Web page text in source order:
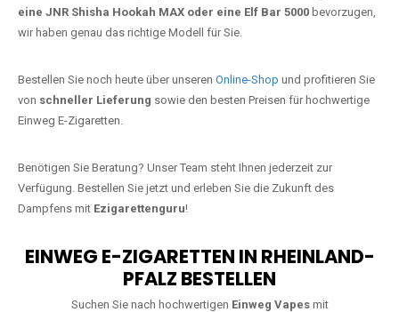
eine JNR Shisha Hookah MAX oder eine Elf Bar 5000 bevorzugen,
wir haben genau das richtige Modell für Sie.
Bestellen Sie noch heute über unseren Online-Shop und profitieren Sie
von schneller Lieferung sowie den besten Preisen für hochwertige
Einweg E-Zigaretten.
Benötigen Sie Beratung? Unser Team steht Ihnen jederzeit zur
Verfügung. Bestellen Sie jetzt und erleben Sie die Zukunft des
Dampfens mit Ezigarettenguru!
EINWEG E-ZIGARETTEN IN RHEINLAND-
PFALZ BESTELLEN
Suchen Sie nach hochwertigen Einweg Vapesmit